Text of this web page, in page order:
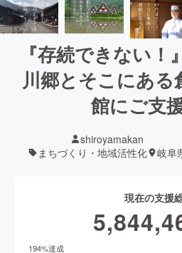
『存続できない！
川郷とそこにある
館にご支
shiroyamakan
まちづくり・地域活性化
岐阜
現在の支援
194%達成